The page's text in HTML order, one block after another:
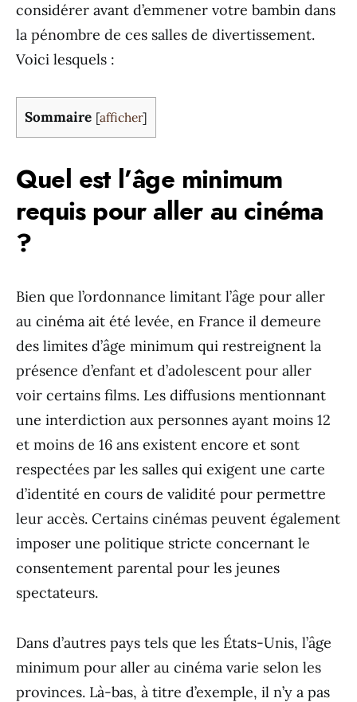
considérer avant d’emmener votre bambin dans
la pénombre de ces salles de divertissement.
Voici lesquels :
Sommaire [afficher]
Quel est l’âge minimum
requis pour aller au cinéma
?
Bien que l’ordonnance limitant l’âge pour aller
au cinéma ait été levée, en France il demeure
des limites d’âge minimum qui restreignent la
présence d’enfant et d’adolescent pour aller
voir certains films. Les diffusions mentionnant
une interdiction aux personnes ayant moins 12
et moins de 16 ans existent encore et sont
respectées par les salles qui exigent une carte
d’identité en cours de validité pour permettre
leur accès. Certains cinémas peuvent également
imposer une politique stricte concernant le
consentement parental pour les jeunes
spectateurs.
Dans d’autres pays tels que les États-Unis, l’âge
minimum pour aller au cinéma varie selon les
provinces. Là-bas, à titre d’exemple, il n’y a pas